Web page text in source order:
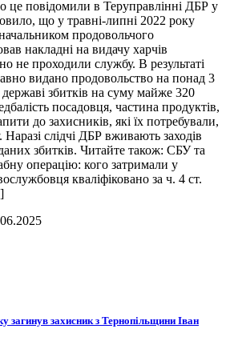
це повідомили в Теруправлінні ДБР у
що у травні-липні 2022 року
продовольчого
накладні на видачу харчів
не проходили службу. В результаті
видано продовольство на понад 3
державі збитків на суму майже 320
посадовця, частина продуктів,
до захисників, які їх потребували,
слідчі ДБР вживають заходів
збитків. Читайте також: СБУ та
операцію: кого затримали у
кваліфіковано за ч. 4 ст.
захисник з Тернопільщини Іван